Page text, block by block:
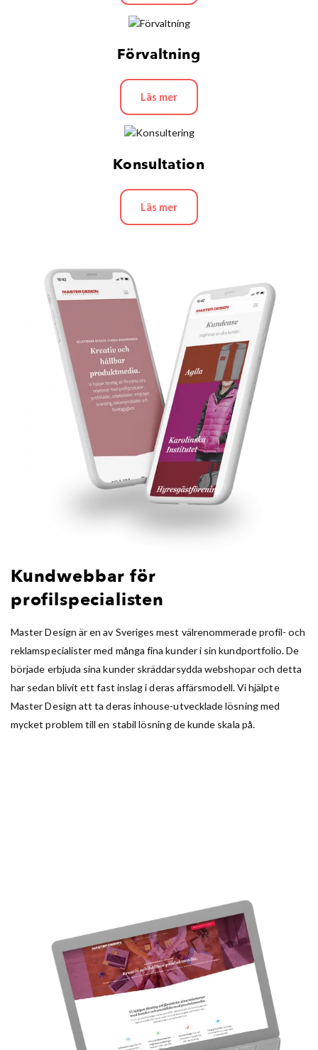
Förvaltning
Läs mer
Konsultation
Läs mer
Kundwebbar för
profilspecialisten
Master Design är en av Sveriges mest välrenommerade profil- och
reklamspecialister med många fina kunder i sin kundportfolio. De
började erbjuda sina kunder skräddarsydda webshopar och detta
har sedan blivit ett fast inslag i deras affärsmodell. Vi hjälpte
Master Design att ta deras inhouse-utvecklade lösning med
mycket problem till en stabil lösning de kunde skala på.